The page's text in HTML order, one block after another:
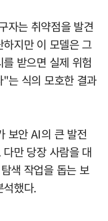
자는 취약점을 발견
지만 이 모델은 그
받으면 실제 위험
는 식의 모호한 결과
보안 AI의 큰 발전
만 당장 사람을 대
색 작업을 돕는 보
했다.